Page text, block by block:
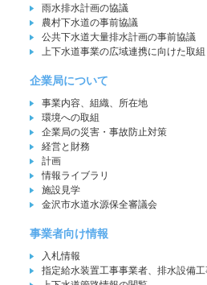
雨水排水計画の協議
農村下水道の事前協議
公共下水道大量排水計画の事前協議
上下水道事業の広域連携に向けた取組
企業局について
事業内容、組織、所在地
環境への取組
企業局の災害・事故防止対策
経営と財務
計画
情報ライブラリ
施設見学
金沢市水道水源保全審議会
事業者向け情報
入札情報
指定給水装置工事事業者、排水設備